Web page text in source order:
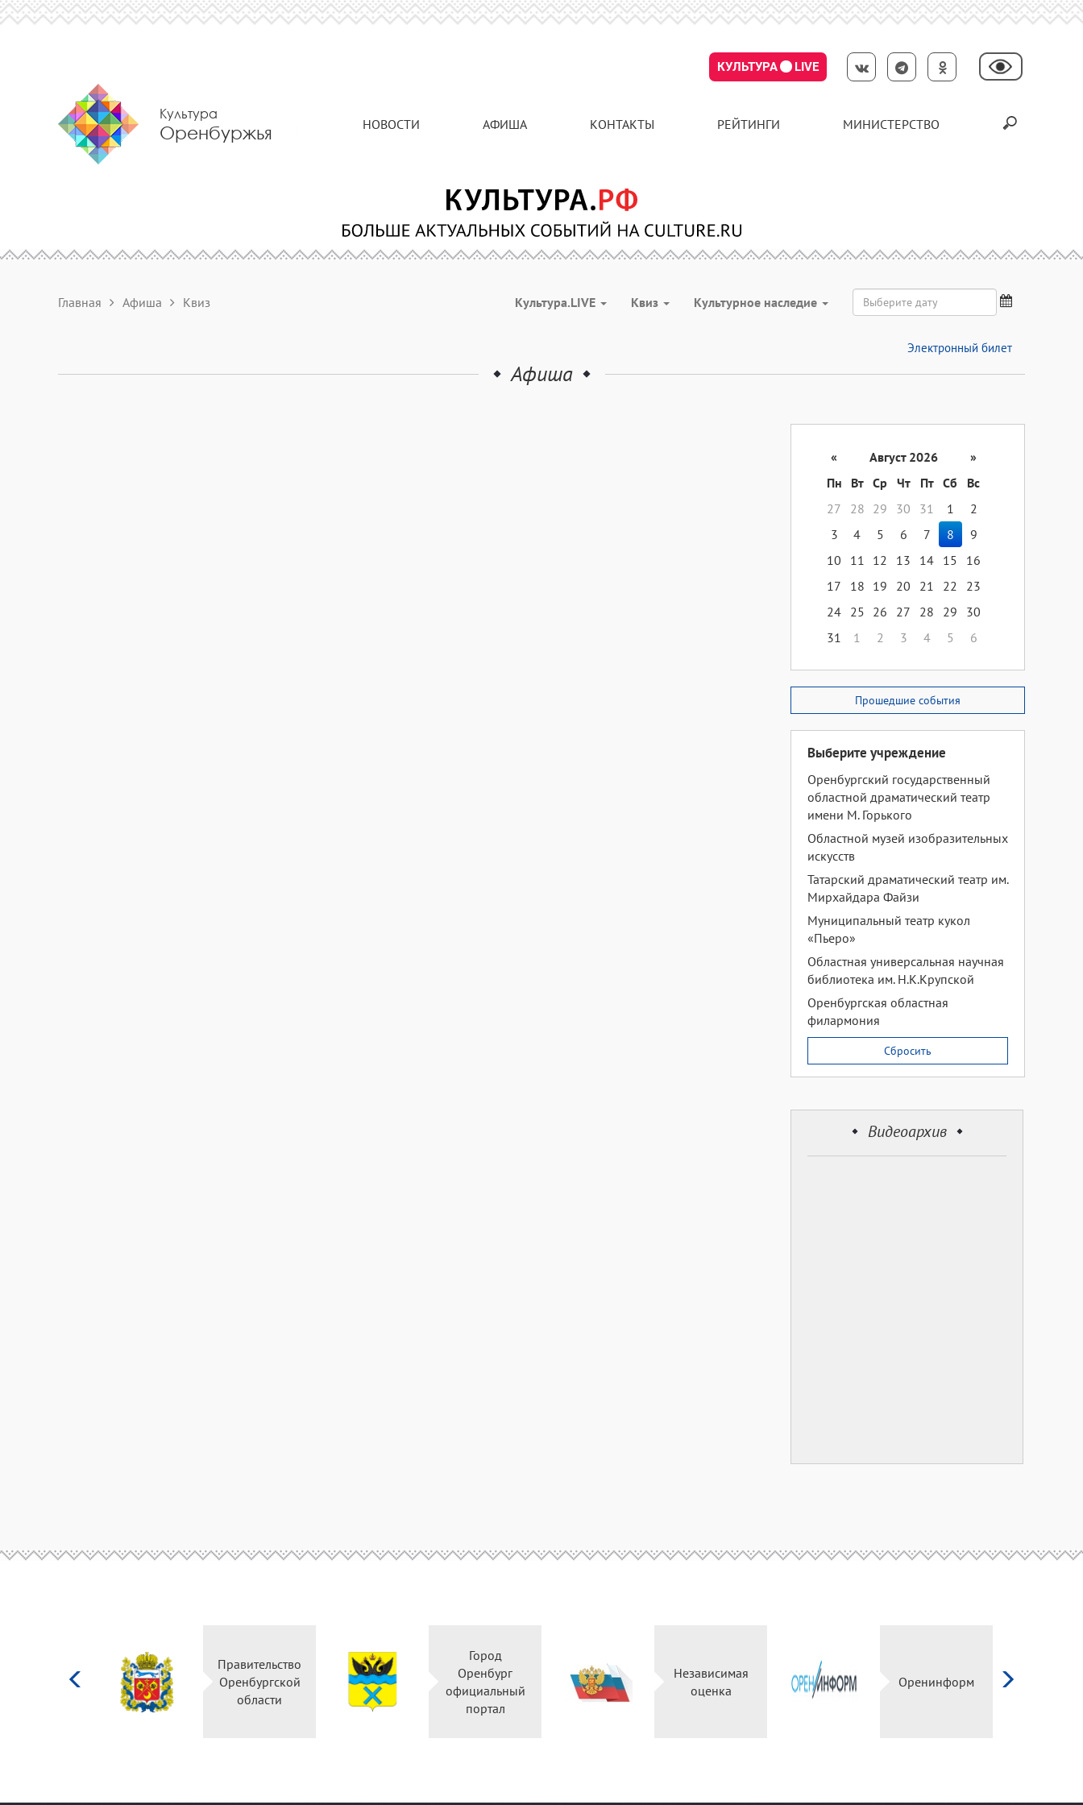
КУЛЬТУРА LIVE
Культура
Оренбуржья НОВОСТИ АФИША КОНТАКТЫ РЕЙТИНГИ МИНИСТЕРСТВО
Главная Афиша Квиз Культура.LIVE Квиз Культурное наследие
Электронный билет
Афиша
« Август 2026
»
Пн
Вт Ср Чт Пт Сб
Вс
27
28 29 30 31 1
2
3
4 5 6 7 8
9
10
11 12 13 14 15
16
17
18 19 20 21 22
23
24 25 26 27 28 29
30
31
1 2 3 4 5 6
Прошедшие события
Выберите учреждение
Оренбургский государственный
областной драматический театр
имени М. Горького
Областной музей изобразительных
искусств
Татарский драматический театр им.
Мирхайдара Файзи
Муниципальный театр кукол
«Пьеро»
Областная универсальная научная
библиотека им. Н.К.Крупской
Оренбургская областная
филармония
Сбросить
Видеоархив
Правительство
Оренбургской
области
Город
Оренбург
официальный
портал
Независимая
оценка
Оренинформ